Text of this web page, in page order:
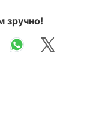
зручно!